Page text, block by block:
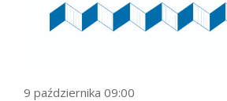
9 października 09:00